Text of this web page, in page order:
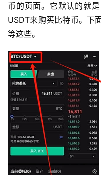
币的页面。它默认的就
USDT来购买比特币。下
等这些。